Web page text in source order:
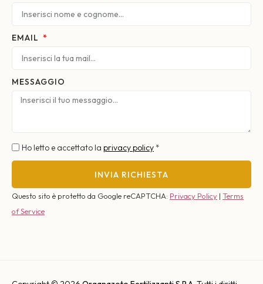
EMAIL
MESSAGGIO
Ho letto e accettato la privacy policy*
INVIA RICHIESTA
Questo sito è protetto da Google reCAPTCHA: Privacy Policy | Terms
of Service